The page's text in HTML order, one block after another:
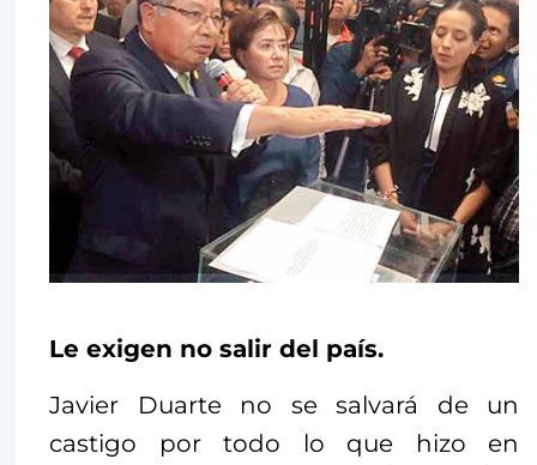
Le exigen no salir del país.
Javier Duarte no se salvará de un
castigo por todo lo que hizo en